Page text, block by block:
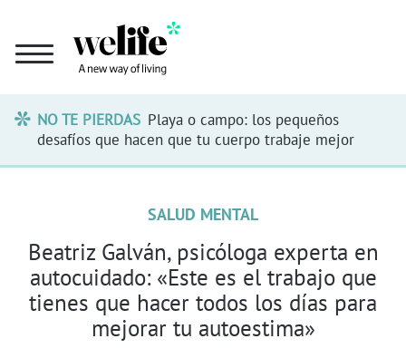
NO TE PIERDAS Playa o campo: los pequeños
desafíos que hacen que tu cuerpo trabaje mejor
SALUD MENTAL
Beatriz Galván, psicóloga experta en
autocuidado: «Este es el trabajo que
tienes que hacer todos los días para
mejorar tu autoestima»